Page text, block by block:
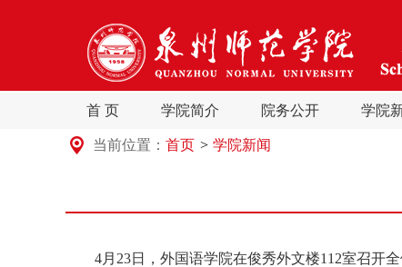
首 页 学院简介 院务公开 学院
当前位置： 首页 > 学院新闻
4月23日，外国语学院在俊秀外文楼112室召开